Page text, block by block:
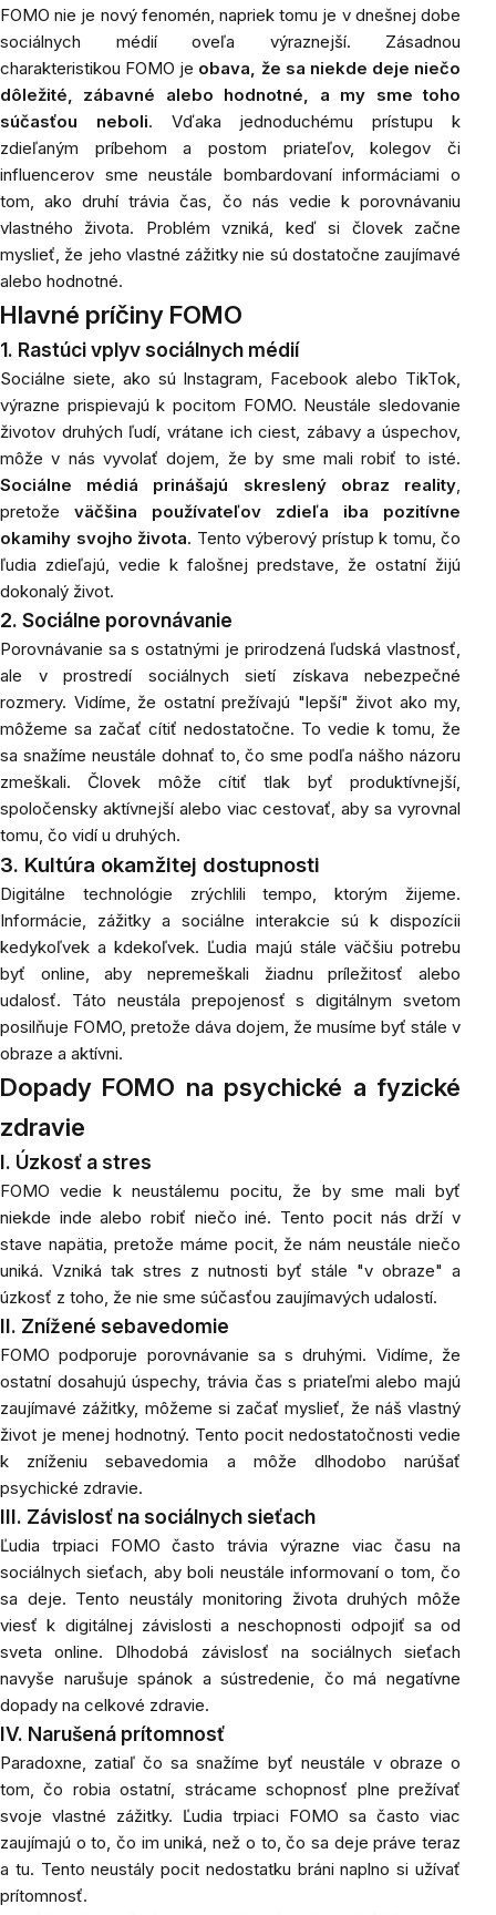
FOMO nie je nový fenomén, napriek tomu je v dnešnej dobe
sociálnych médií oveľa výraznejší. Zásadnou
charakteristikou FOMO je obava, že sa niekde deje niečo
dôležité, zábavné alebo hodnotné, a my sme toho
súčasťou neboli. Vďaka jednoduchému prístupu k
zdieľaným príbehom a postom priateľov, kolegov či
influencerov sme neustále bombardovaní informáciami o
tom, ako druhí trávia čas, čo nás vedie k porovnávaniu
vlastného života. Problém vzniká, keď si človek začne
myslieť, že jeho vlastné zážitky nie sú dostatočne zaujímavé
alebo hodnotné.
Hlavné príčiny FOMO
1. Rastúci vplyv sociálnych médií
Sociálne siete, ako sú Instagram, Facebook alebo TikTok,
výrazne prispievajú k pocitom FOMO. Neustále sledovanie
životov druhých ľudí, vrátane ich ciest, zábavy a úspechov,
môže v nás vyvolať dojem, že by sme mali robiť to isté.
Sociálne médiá prinášajú skreslený obraz reality,
pretože väčšina používateľov zdieľa iba pozitívne
okamihy svojho života. Tento výberový prístup k tomu, čo
ľudia zdieľajú, vedie k falošnej predstave, že ostatní žijú
dokonalý život.
2. Sociálne porovnávanie
Porovnávanie sa s ostatnými je prirodzená ľudská vlastnosť,
ale v prostredí sociálnych sietí získava nebezpečné
rozmery. Vidíme, že ostatní prežívajú "lepší" život ako my,
môžeme sa začať cítiť nedostatočne. To vedie k tomu, že
sa snažíme neustále dohnať to, čo sme podľa nášho názoru
zmeškali. Človek môže cítiť tlak byť produktívnejší,
spoločensky aktívnejší alebo viac cestovať, aby sa vyrovnal
tomu, čo vidí u druhých.
3. Kultúra okamžitej dostupnosti
Digitálne technológie zrýchlili tempo, ktorým žijeme.
Informácie, zážitky a sociálne interakcie sú k dispozícii
kedykoľvek a kdekoľvek. Ľudia majú stále väčšiu potrebu
byť online, aby nepremeškali žiadnu príležitosť alebo
udalosť. Táto neustála prepojenosť s digitálnym svetom
posilňuje FOMO, pretože dáva dojem, že musíme byť stále v
obraze a aktívni.
Dopady FOMO na psychické a fyzické
zdravie
I. Úzkosť a stres
FOMO vedie k neustálemu pocitu, že by sme mali byť
niekde inde alebo robiť niečo iné. Tento pocit nás drží v
stave napätia, pretože máme pocit, že nám neustále niečo
uniká. Vzniká tak stres z nutnosti byť stále "v obraze" a
úzkosť z toho, že nie sme súčasťou zaujímavých udalostí.
II. Znížené sebavedomie
FOMO podporuje porovnávanie sa s druhými. Vidíme, že
ostatní dosahujú úspechy, trávia čas s priateľmi alebo majú
zaujímavé zážitky, môžeme si začať myslieť, že náš vlastný
život je menej hodnotný. Tento pocit nedostatočnosti vedie
k zníženiu sebavedomia a môže dlhodobo narúšať
psychické zdravie.
III. Závislosť na sociálnych sieťach
Ľudia trpiaci FOMO často trávia výrazne viac času na
sociálnych sieťach, aby boli neustále informovaní o tom, čo
sa deje. Tento neustály monitoring života druhých môže
viesť k digitálnej závislosti a neschopnosti odpojiť sa od
sveta online. Dlhodobá závislosť na sociálnych sieťach
navyše narušuje spánok a sústredenie, čo má negatívne
dopady na celkové zdravie.
IV. Narušená prítomnosť
Paradoxne, zatiaľ čo sa snažíme byť neustále v obraze o
tom, čo robia ostatní, strácame schopnosť plne prežívať
svoje vlastné zážitky. Ľudia trpiaci FOMO sa často viac
zaujímajú o to, čo im uniká, než o to, čo sa deje práve teraz
a tu. Tento neustály pocit nedostatku bráni naplno si užívať
prítomnosť.